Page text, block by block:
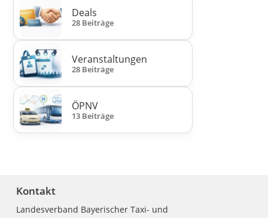
Deals
28 Beiträge
Veranstaltungen
28 Beiträge
ÖPNV
13 Beiträge
Kontakt
Landesverband Bayerischer Taxi- und